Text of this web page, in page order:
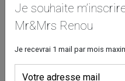
Je souhaite
Mr&Mrs Renou
Je recevrai 1 mail par mois